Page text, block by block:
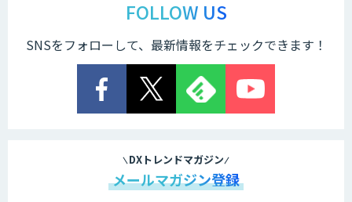
FOLLOW US
SNSをフォローして、最新情報をチェックできます！
DXトレンドマガジン
メールマガジン登録